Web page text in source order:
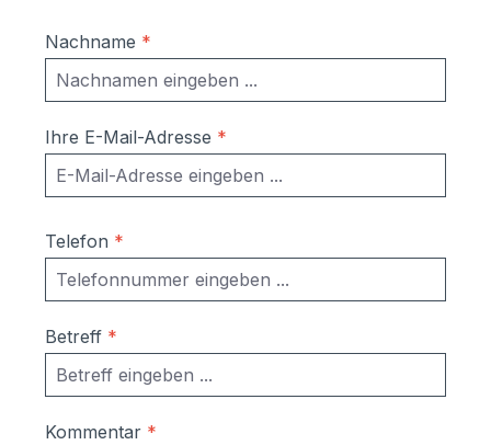
Nachname *
Ihre E-Mail-Adresse *
Telefon *
Betreff *
Kommentar *